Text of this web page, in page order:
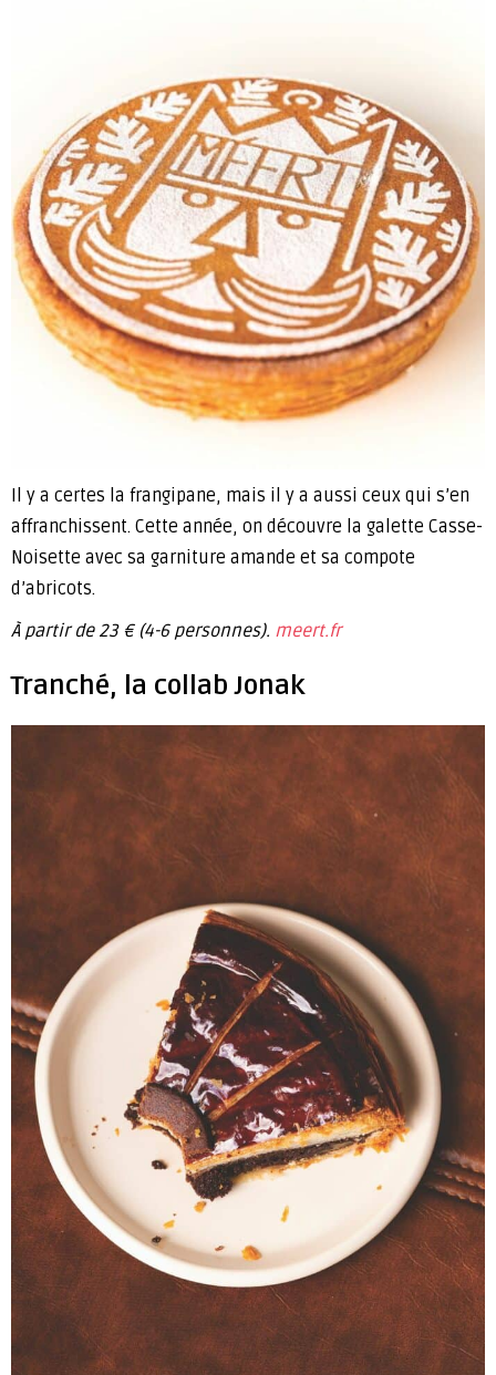
Il y a certes la frangipane, mais il y a aussi ceux qui s’en
affranchissent. Cette année, on découvre la galette Casse-
Noisette avec sa garniture amande et sa compote
d’abricots.
À partir de 23 € (4-6 personnes). meert.fr
Tranché, la collab Jonak